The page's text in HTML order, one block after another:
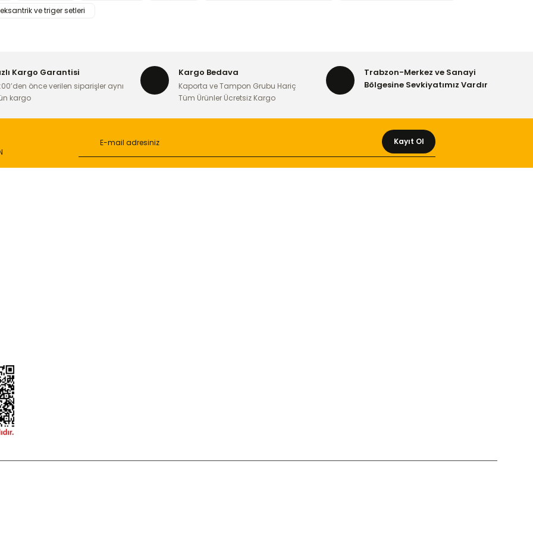
ve triger setleri
Kargo Garantisi
önce verilen siparişler aynı
kargo
Kargo Bedava
Kaporta ve Tampon Grubu Hariç
Tüm Ürünler Ücretsiz Kargo
Trabzon-Merkez ve Sanayi
Bölgesine Sevkiyatımız Vardır
Kayıt Ol